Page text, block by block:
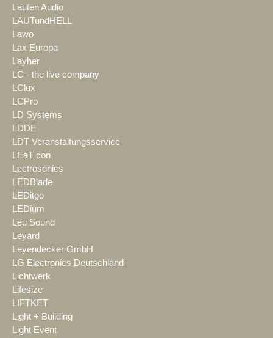
Lauten Audio
LAUTundHELL
Lawo
Lax Europa
Layher
LC - the live company
LClux
LCPro
LD Systems
LDDE
LDT Veranstaltungsservice
LEaT con
Lectrosonics
LEDBlade
LEDitgo
LEDium
Leu Sound
Leyard
Leyendecker GmbH
LG Electronics Deutschland
Lichtwerk
Lifesize
LIFTKET
Light + Building
Light Event